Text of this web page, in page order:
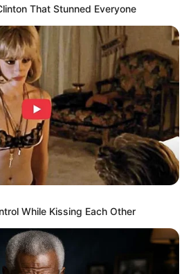
THE AUTHOR
าหมอดู
ต
That Stunned Everyone
While Kissing Each Other